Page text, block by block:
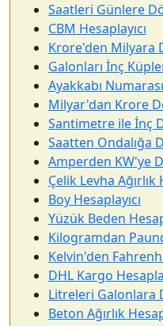
Saatleri Günlere
CBM Hesaplayıcı
Krore'den Milyara
Galonları İnç
Ayakkabı
Milyar'dan Krore
Santimetre ile İnç
Saatten Ondalığa
Amperden KW'ye
Çelik Levha Ağırlık
Boy Hesaplayıcı
Yüzük Beden
Kilogramdan
Kelvin'den
DHL Kargo
Litreleri Galonlara
Beton Ağırlık